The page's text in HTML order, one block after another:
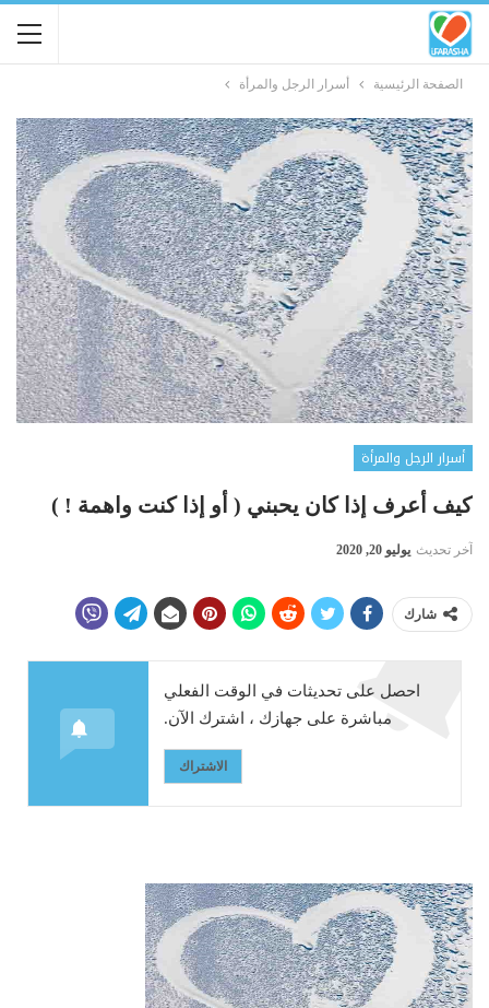
الصفحة الرئيسية أسرار الرجل والمرأة
أسرار الرجل والمرأة
كيف أعرف إذا كان يحبني ( أو إذا كنت واهمة ! )
آخر تحديث يوليو 20, 2020
شارك
احصل على تحديثات في الوقت الفعلي
مباشرة على جهازك ، اشترك الآن.
الاشتراك